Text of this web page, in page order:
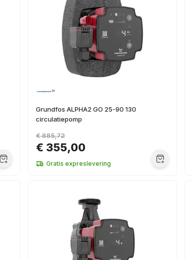
Grundfos ALPHA2 GO 25-90 130
circulatiepomp
€ 355,00
€ 885,72
Gratis expreslevering